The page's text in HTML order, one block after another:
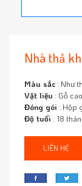
Nhà thả
Màu sắc : Như
Vật liệu : Gỗ
Đóng gói : Hộp
Độ tuổi : 18
LIÊN HỆ